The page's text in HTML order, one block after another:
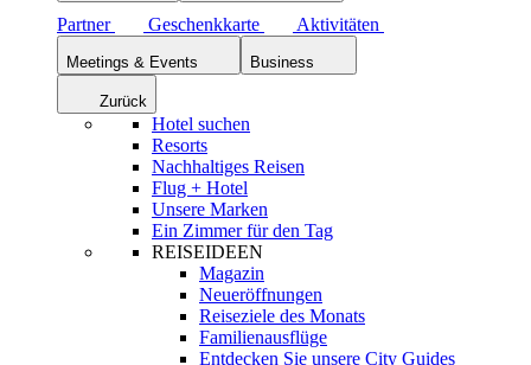
Partner
Geschenkkarte Aktivitäten
Meetings & Events Business
Zurück
Hotel suchen
Resorts
Nachhaltiges Reisen
Flug + Hotel
Unsere Marken
Ein Zimmer für den Tag
REISEIDEEN
Magazin
Neueröffnungen
Reiseziele des Monats
Familienausflüge
Entdecken Sie unsere City Guides